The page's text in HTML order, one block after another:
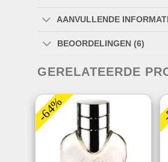
AANVULLENDE
BEOORDELINGEN (6)
GERELATEERDE
-64% -